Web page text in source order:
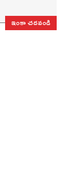
ఇంకా చదవండి